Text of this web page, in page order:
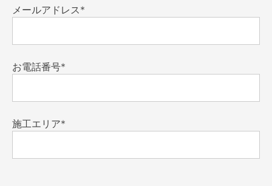
メールアドレス*
お電話番号*
施工エリア*